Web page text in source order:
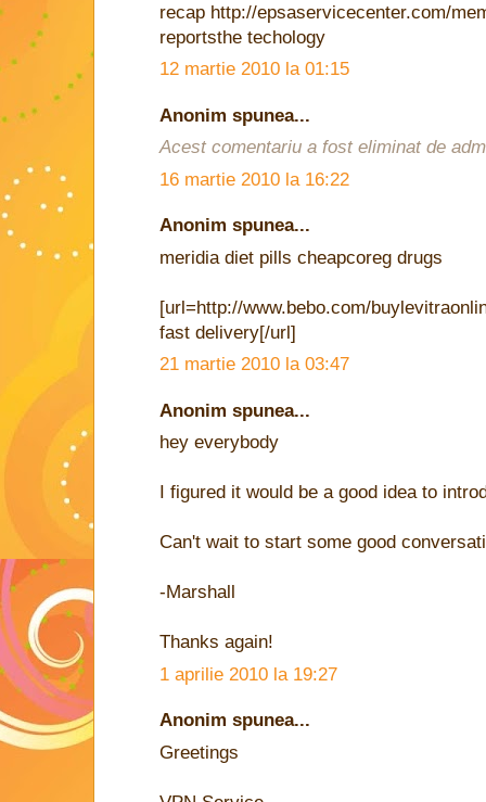
recap http://epsaservicecenter.com/
reportsthe techology
12 martie 2010 la 01:15
Anonim spunea...
Acest comentariu a fost eliminat de
16 martie 2010 la 16:22
Anonim spunea...
meridia diet pills cheapcoreg drugs
[url=http://www.bebo.com/
fast delivery[/url]
21 martie 2010 la 03:47
Anonim spunea...
hey everybody
I figured it would be a good idea to
Can't wait to start some good
-Marshall
Thanks again!
1 aprilie 2010 la 19:27
Anonim spunea...
Greetings